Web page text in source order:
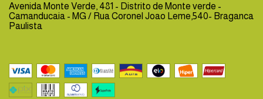
Avenida Monte Verde, 481 - Distrito de Monte verde -
Camanducaia - MG / Rua Coronel Joao Leme,540- Braganca
Paulista